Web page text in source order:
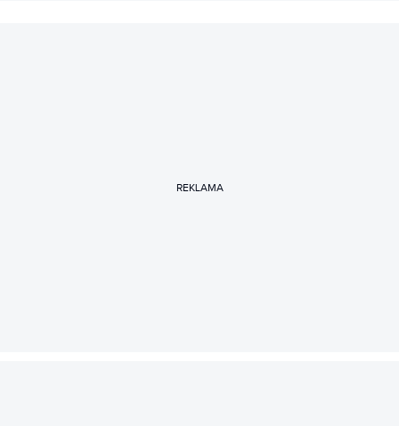
REKLAMA